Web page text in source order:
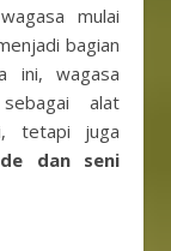
mulai
bagian
ini, wagasa
alat
tetapi juga
dan seni